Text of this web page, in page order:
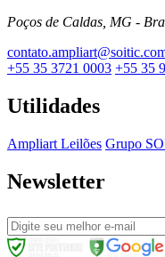
Poços de Caldas, MG -
+55 35 3721 0003 +55 35
Utilidades
Ampliart Leilões Grupo
Newsletter